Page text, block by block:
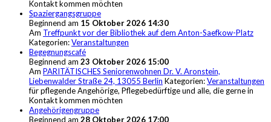
Kontakt kommen möchten
Spaziergangsgruppe
Beginnend am 15 Oktober 2026 14:30
Am Treffpunkt vor der Bibliothek auf dem Anton-Saefkow-Platz
Kategorien:Veranstaltungen
Begegnungscafé
Beginnend am 23 Oktober 2026 15:00
Am PARITÄTISCHES Seniorenwohnen Dr. V. Aronstein,
Liebenwalder Straße 24, 13055 Berlin Kategorien:Veranstaltungen
für pflegende Angehörige, Pflegebedürftige und alle, die gerne in
Kontakt kommen möchten
Angehörigengruppe
Beginnend am 28 Oktober 2026 17:00